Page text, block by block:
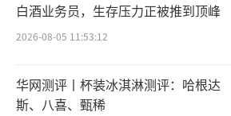
白酒业务员，生存压力正被推到顶峰
2026-08-05 11:53:12
华网测评丨杯装冰淇淋测评：哈根达
斯、八喜、甄稀